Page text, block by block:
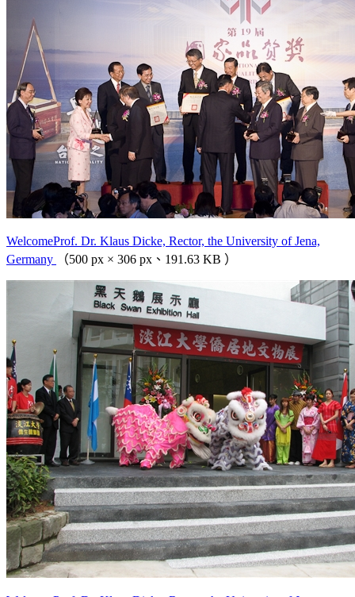
WelcomeProf. Dr. Klaus Dicke, Rector, the University of Jena,
Germany
（500 px × 306 px、191.63 KB ）